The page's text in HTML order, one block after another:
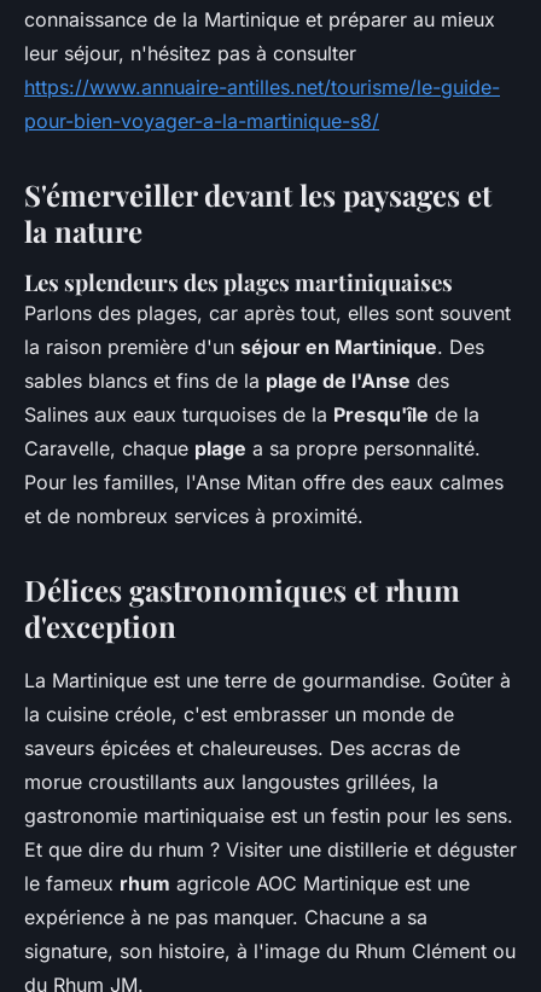
connaissance de la Martinique et préparer au mieux
leur séjour, n'hésitez pas à consulter
https://www.annuaire-antilles.net/tourisme/le-guide-
pour-bien-voyager-a-la-martinique-s8/
S'émerveiller devant les paysages et
la nature
Les splendeurs des plages martiniquaises
Parlons des plages, car après tout, elles sont souvent
la raison première d'un séjour en Martinique. Des
sables blancs et fins de la plage de l'Anse des
Salines aux eaux turquoises de la Presqu'île de la
Caravelle, chaque plage a sa propre personnalité.
Pour les familles, l'Anse Mitan offre des eaux calmes
et de nombreux services à proximité.
Délices gastronomiques et rhum
d'exception
La Martinique est une terre de gourmandise. Goûter à
la cuisine créole, c'est embrasser un monde de
saveurs épicées et chaleureuses. Des accras de
morue croustillants aux langoustes grillées, la
gastronomie martiniquaise est un festin pour les sens.
Et que dire du rhum ? Visiter une distillerie et déguster
le fameux rhum agricole AOC Martinique est une
expérience à ne pas manquer. Chacune a sa
signature, son histoire, à l'image du Rhum Clément ou
du Rhum JM.